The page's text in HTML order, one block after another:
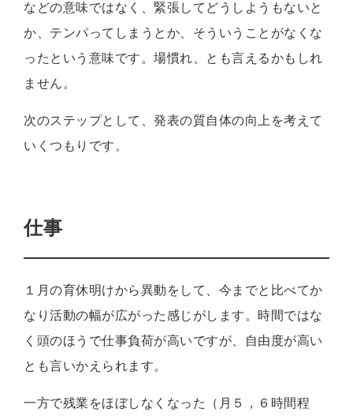
などの意味ではなく、緊張してどうしようもないと
か、テンパってしまうとか、そういうことがなくな
ったという意味です。場慣れ、とも言えるかもしれ
ません。
次のステップとして、発表の質自体の向上を考えて
いくつもりです。
仕事
１月の育休明けから異動をして、今までと比べてか
なり活動の幅が広がった感じがします。時間ではな
く頭のほうで仕事負荷が高いですが、自由度が高い
とも言いかえられます。
一方で残業をほぼしなくなった（月５，６時間程